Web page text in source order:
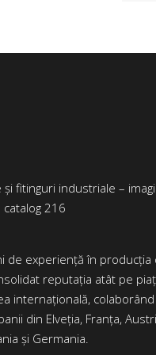
de experiență în producția
reputația atât pe
internațională,
din Elveția, Franța,
și Germania.